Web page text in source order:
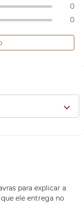
0
0
para explicar a
ele entrega no